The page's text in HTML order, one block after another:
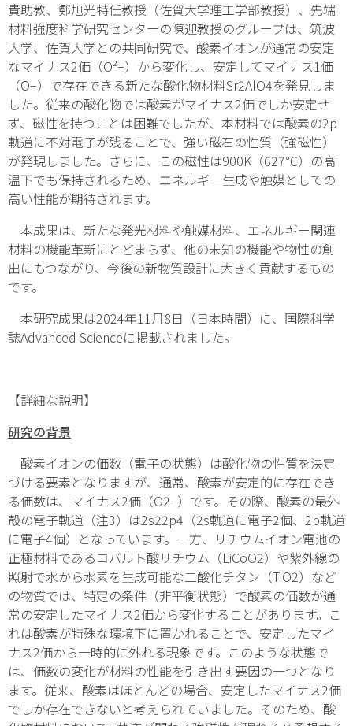
貴助教、鄭旭光特任教授（佐賀大学理工学部教授）、先端
材料強度科学研究センターの陳迎教授のグループは、筑波
大学、佐賀大学との共同研究で、酸素イオンが通常の安定
なマイナス2価（O²−）から変化し、安定してマイナス1価
（O−）で存在できる新たな酸化物材料Sr2AlO4を発見しま
した。従来の酸化物では酸素がマイナス2価でしか安定せ
ず、磁性を持つことは困難でしたが、本材料では酸素の2p
軌道に不対電子が残ることで、強い磁石の性質（強磁性）
が発現しました。さらに、この磁性は900K（627℃）の高
温下でも保持されるため、エネルギー生成や触媒としての
高い性能が期待されます。
本成果は、新たな発光材料や触媒材料、エネルギー関連
材料の機能革新にとどまらず、他の未知の機能や物性の創
出にもつながり、今後の新物質設計に大きく貢献するもの
です。
本研究成果は2024年11月8日（日本時間）に、国際科学
誌Advanced Scienceに掲載されました。
【詳細な説明】
研究の背景
酸素イオンの価数（電子の状態）は酸化物の性質を決定
づける要素となりますが、通常、酸素が安定的に存在でき
る価数は、マイナス2価（O2−）です。その際、酸素の最外
殻の電子軌道 （注3） は2s22p4 （2s軌道に電子2個、2p軌道
に電子4個）となっています。一方、リチウムイオン電池の
正極材料であるコバルト酸リチウム（LiCoO2）や紫外線の
照射で水から水素を生成可能な二酸化チタン（TiO2）など
の物質では、特定の条件（非平衡状態）で酸素の価数が通
常の安定したマイナス2価から変化することがあります。こ
れは酸素が特殊な環境下に置かれることで、安定したマイ
ナス2価から一時的に外れる現象です。このような状態で
は、価数の変化が材料の性能を引き出す要因の一つとなり
ます。従来、酸素はほとんどの場合、安定したマイナス2価
でしか存在できないと考えられていました。そのため、酸